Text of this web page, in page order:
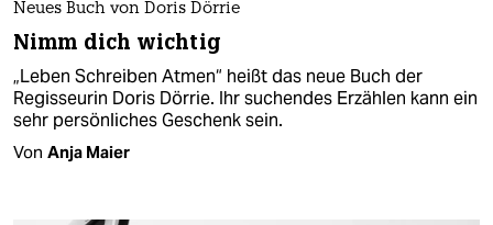
Neues Buch von Doris Dörrie
Nimm dich wichtig
„Leben Schreiben Atmen“ heißt das neue Buch der
Regisseurin Doris Dörrie. Ihr suchendes Erzählen kann ein
sehr persönliches Geschenk sein.
Von Anja Maier